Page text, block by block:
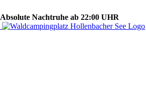
Absolute Nachtruhe ab 22:00 UHR